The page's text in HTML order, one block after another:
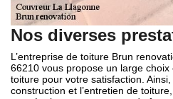
Nos diverses
L’entreprise de toiture Brun
66210 vous propose un large
toiture pour votre satisfaction.
construction et l’entretien de